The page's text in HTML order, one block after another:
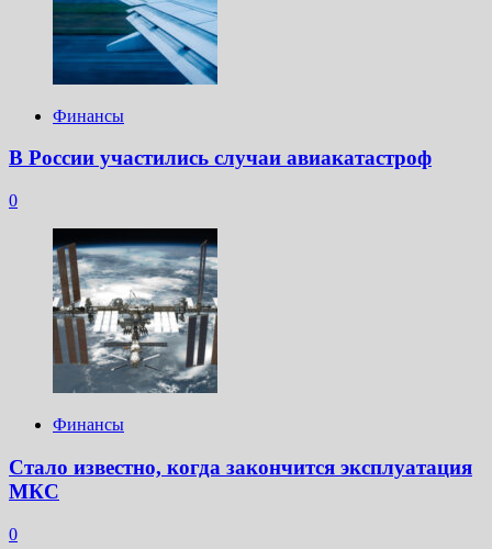
Финансы
В России участились случаи авиакатастроф
0
Финансы
Стало известно, когда закончится эксплуатация
МКС
0